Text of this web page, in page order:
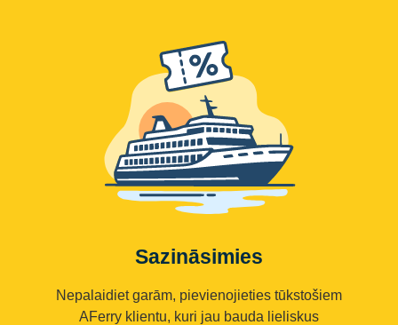
Sazināsimies
Nepalaidiet garām, pievienojieties tūkstošiem
AFerry klientu, kuri jau bauda lieliskus